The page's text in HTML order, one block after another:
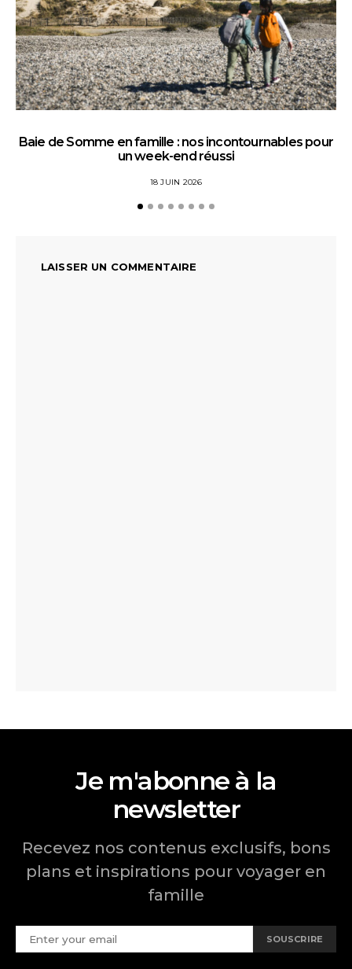
Baie de Somme en famille : nos incontournables pour
un week-end réussi
18 JUIN 2026
LAISSER UN COMMENTAIRE
Je m'abonne à la
newsletter
Recevez nos contenus exclusifs, bons
plans et inspirations pour voyager en
famille
SOUSCRIRE